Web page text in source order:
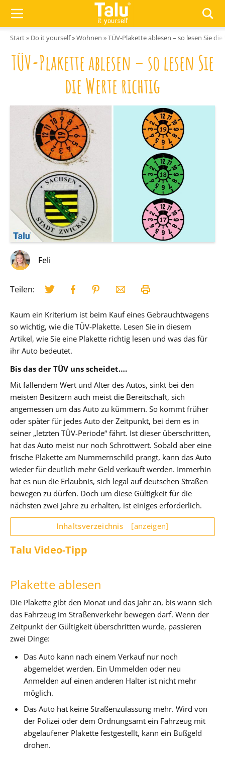
Start» Do it yourself»Wohnen »TÜV-Plakette ablesen – so lesen Sie
TÜV-Plakette ablesen – so lesen Sie
die Werte richtig
Feli
Teilen:
Kaum ein Kriterium ist beim Kauf eines Gebrauchtwagens
so wichtig, wie die TÜV-Plakette. Lesen Sie in diesem
Artikel, wie Sie eine Plakette richtig lesen und was das für
ihr Auto bedeutet.
Bis das der TÜV uns scheidet….
Mit fallendem Wert und Alter des Autos, sinkt bei den
meisten Besitzern auch meist die Bereitschaft, sich
angemessen um das Auto zu kümmern. So kommt früher
oder später für jedes Auto der Zeitpunkt, bei dem es in
seiner „letzten TÜV-Periode“ fährt. Ist dieser überschritten,
hat das Auto meist nur noch Schrottwert. Sobald aber eine
frische Plakette am Nummernschild prangt, kann das Auto
wieder für deutlich mehr Geld verkauft werden. Immerhin
hat es nun die Erlaubnis, sich legal auf deutschen Straßen
bewegen zu dürfen. Doch um diese Gültigkeit für die
nächsten zwei Jahre zu erhalten, ist einiges erforderlich.
Inhaltsverzeichnis [anzeigen]
Talu Video-Tipp
Plakette ablesen
Die Plakette gibt den Monat und das Jahr an, bis wann sich
das Fahrzeug im Straßenverkehr bewegen darf. Wenn der
Zeitpunkt der Gültigkeit überschritten wurde, passieren
zwei Dinge:
Das Auto kann nach einem Verkauf nur noch
abgemeldet werden. Ein Ummelden oder neu
Anmelden auf einen anderen Halter ist nicht mehr
möglich.
Das Auto hat keine Straßenzulassung mehr. Wird von
der Polizei oder dem Ordnungsamt ein Fahrzeug mit
abgelaufener Plakette festgestellt, kann ein Bußgeld
drohen.